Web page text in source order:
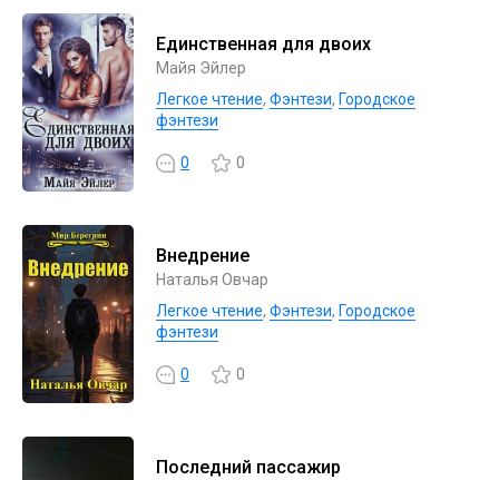
Единственная для двоих
Майя Эйлер
Легкое чтение, Фэнтези, Городское
фэнтези
0 0
Внедрение
Наталья Овчар
Легкое чтение, Фэнтези, Городское
фэнтези
0 0
Последний пассажир